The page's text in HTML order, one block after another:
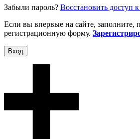
Забыли пароль? Восcтановить доступ
Если вы впервые на сайте, заполните,
регистрационную форму.
Вход